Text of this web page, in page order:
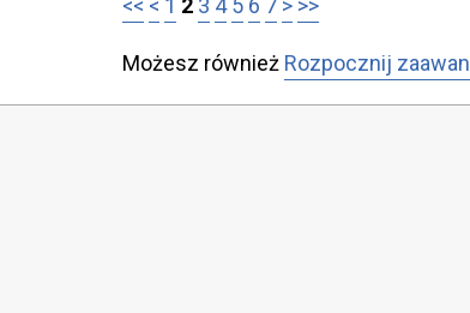
<< < 1 2 3 4 5 6 7 > >>
Możesz również Rozpocznij